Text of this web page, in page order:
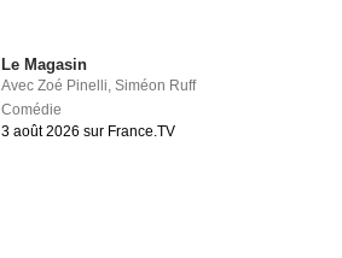
Le Magasin
AvecZoé Pinelli,Siméon Ruff
Comédie
3 août 2026 sur France.TV